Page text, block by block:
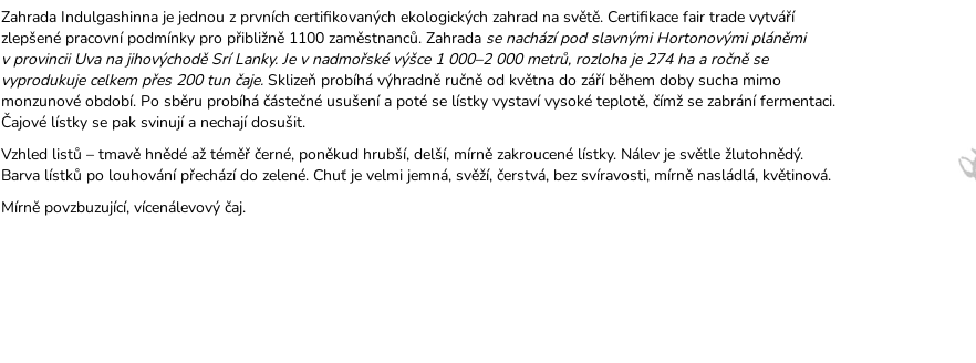
Zahrada Indulgashinna je jednou z prvních certifikovaných ekologických zahrad na světě. Certifikace fair trade vytváří
zlepšené pracovní podmínky pro přibližně 1100 zaměstnanců. Zahrada se nachází pod slavnými Hortonovými pláněmi
v provincii Uva na jihovýchodě Srí Lanky. Je v nadmořské výšce 1 000–2 000 metrů, rozloha je 274 ha a ročně se
vyprodukuje celkem přes 200 tun čaje. Sklizeň probíhá výhradně ručně od května do září během doby sucha mimo
monzunové období. Po sběru probíhá částečné usušení a poté se lístky vystaví vysoké teplotě, čímž se zabrání fermentaci.
Čajové lístky se pak svinují a nechají dosušit.
Vzhled listů – tmavě hnědé až téměř černé, poněkud hrubší, delší, mírně zakroucené lístky. Nálev je světle žlutohnědý.
Barva lístků po louhování přechází do zelené. Chuť je velmi jemná, svěží, čerstvá, bez svíravosti, mírně nasládlá, květinová.
Mírně povzbuzující, vícenálevový čaj.